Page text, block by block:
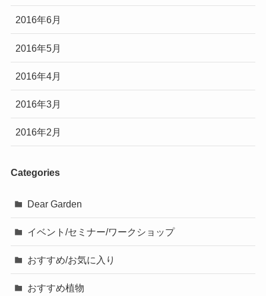
2016年6月
2016年5月
2016年4月
2016年3月
2016年2月
Categories
Dear Garden
イベント/セミナー/ワークショップ
おすすめ/お気に入り
おすすめ植物